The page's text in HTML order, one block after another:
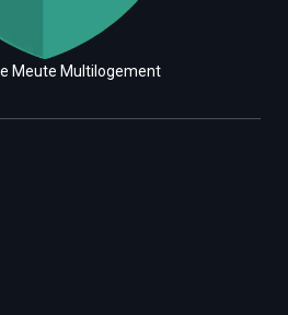
Meute Multilogement